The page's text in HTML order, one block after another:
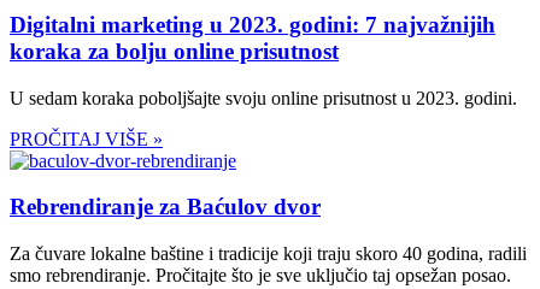
Digitalni marketing u 2023. godini: 7 najvažnijih
koraka za bolju online prisutnost
U sedam koraka poboljšajte svoju online prisutnost u 2023. godini.
PROČITAJ VIŠE »
Rebrendiranje za Baćulov dvor
Za čuvare lokalne baštine i tradicije koji traju skoro 40 godina, radili
smo rebrendiranje. Pročitajte što je sve uključio taj opsežan posao.